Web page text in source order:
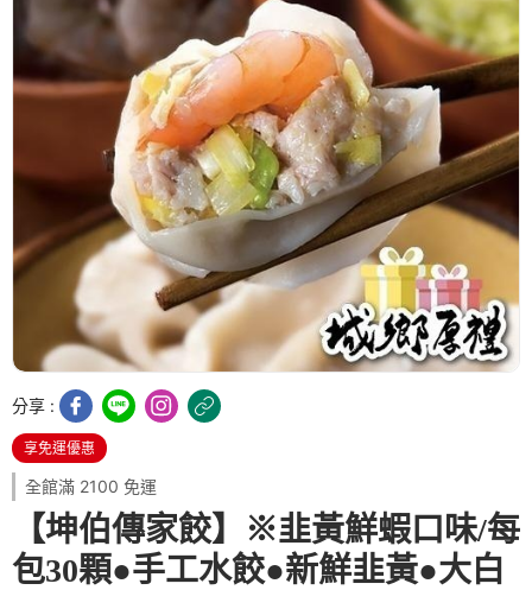
分享 :
享免運優惠
全館滿 2100 免運
【坤伯傳家餃】※韭黃鮮蝦口味/每
包30顆●手工水餃●新鮮韭黃●大白